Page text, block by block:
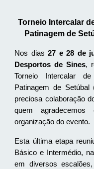
Torneio Intercalar
Patinagem de
Nos dias27 e 28 de
Desportos de Sines,
Torneio Intercalar
Patinagem de
preciosa colaboração
quem
organização do evento.
Esta última etapa
Básico e Intermédio,
em diversos